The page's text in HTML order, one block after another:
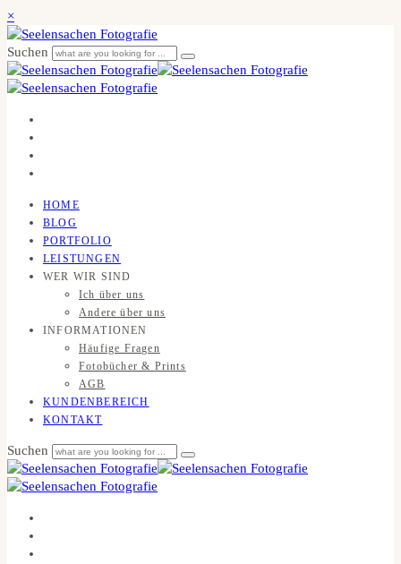
×
Suchen
HOME
BLOG
PORTFOLIO
LEISTUNGEN
WER WIR SIND
Ich über uns
Andere über uns
INFORMATIONEN
Häufige Fragen
Fotobücher & Prints
AGB
KUNDENBEREICH
KONTAKT
Suchen